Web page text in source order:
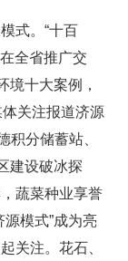
式。“十百
全省推广交
境十大案例，
关注报道济源
积分储蓄站、
建设破冰探
蔬菜种业享誉
模式”成为亮
关注。花石、